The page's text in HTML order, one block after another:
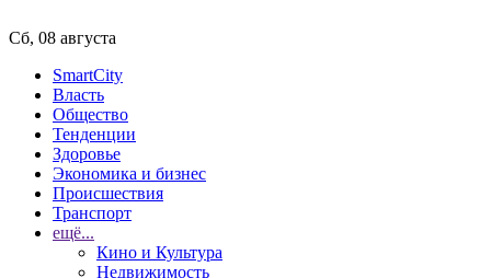
Сб, 08 августа
SmartCity
Власть
Общество
Тенденции
Здоровье
Экономика и бизнес
Происшествия
Транспорт
ещё...
Кино и Культура
Недвижимость